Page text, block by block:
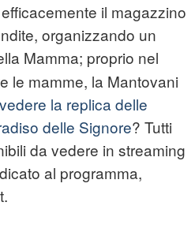
il magazzino
organizzando un
Mamma; proprio nel
le mamme, la Mantovani
la replica delle
delle Signore? Tutti
da vedere in streaming
al programma,